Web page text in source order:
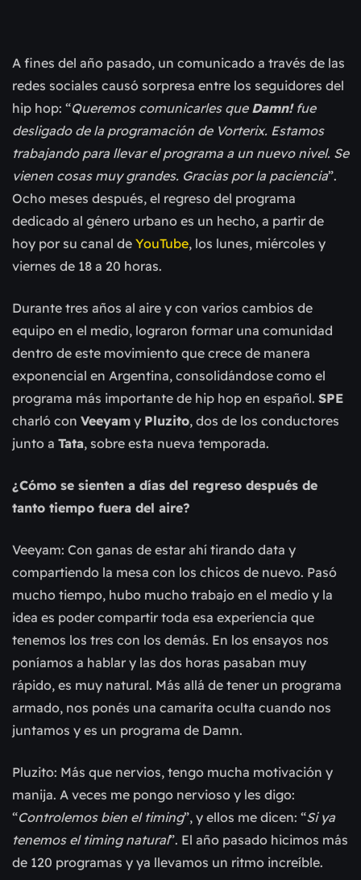
A fines del año pasado, un comunicado a través de las
redes sociales causó sorpresa entre los seguidores del
hip hop: “Queremos comunicarles que Damn!fue
desligado de la programación de Vorterix. Estamos
trabajando para llevar el programa a un nuevo nivel. Se
vienen cosas muy grandes. Gracias por la paciencia”.
Ocho meses después, el regreso del programa
dedicado al género urbano es un hecho, a partir de
hoy por su canal de YouTube, los lunes, miércoles y
viernes de 18 a 20 horas.
Durante tres años al aire y con varios cambios de
equipo en el medio, lograron formar una comunidad
dentro de este movimiento que crece de manera
exponencial en Argentina, consolidándose como el
programa más importante de hip hop en español. SPE
charló con Veeyam y Pluzito, dos de los conductores
junto a Tata, sobre esta nueva temporada.
¿Cómo se sienten a días del regreso después de
tanto tiempo fuera del aire?
Veeyam: Con ganas de estar ahí tirando data y
compartiendo la mesa con los chicos de nuevo. Pasó
mucho tiempo, hubo mucho trabajo en el medio y la
idea es poder compartir toda esa experiencia que
tenemos los tres con los demás. En los ensayos nos
poníamos a hablar y las dos horas pasaban muy
rápido, es muy natural. Más allá de tener un programa
armado, nos ponés una camarita oculta cuando nos
juntamos y es un programa de Damn.
Pluzito: Más que nervios, tengo mucha motivación y
manija. A veces me pongo nervioso y les digo:
“Controlemos bien el timing”, y ellos me dicen: “Si ya
tenemos el timing natural”. El año pasado hicimos más
de 120 programas y ya llevamos un ritmo increíble.